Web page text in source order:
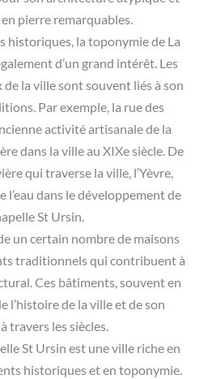
pierre remarquables.
historiques, la toponymie de La
d’un grand intérêt. Les
de la ville sont souvent liés à son
Par exemple, la rue des
activité artisanale de la
dans la ville au XIXe siècle. De
qui traverse la ville, l’Yèvre,
l’eau dans le développement de
St Ursin.
un certain nombre de maisons
traditionnels qui contribuent à
Ces bâtiments, souvent en
l’histoire de la ville et de son
travers les siècles.
St Ursin est une ville riche en
historiques et en toponymie.